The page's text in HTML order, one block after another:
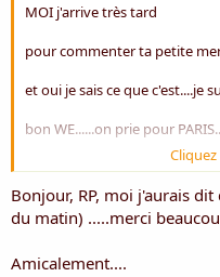
MOI j'arrive très tard
pour commenter ta petite
et oui je sais ce que c'est....je
bon WE......on prie pour
amitiés
Bonjour, RP, moi j'aurais
du matin) .....merci
Amicalement....